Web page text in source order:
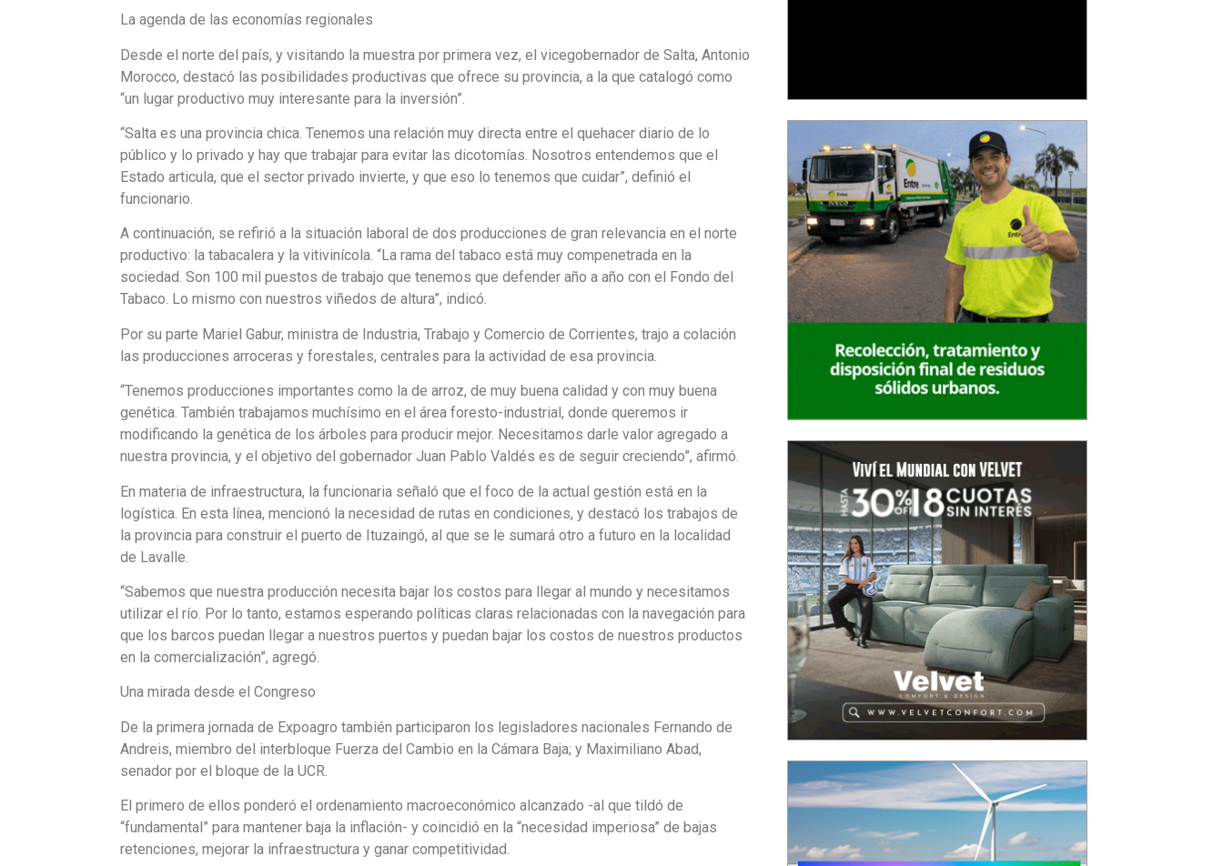
La agenda de las economías regionales
Desde el norte del país, y visitando la muestra por primera vez, el vicegobernador de Salta, Antonio
Morocco, destacó las posibilidades productivas que ofrece su provincia, a la que catalogó como
“un lugar productivo muy interesante para la inversión”.
“Salta es una provincia chica. Tenemos una relación muy directa entre el quehacer diario de lo
público y lo privado y hay que trabajar para evitar las dicotomías. Nosotros entendemos que el
Estado articula, que el sector privado invierte, y que eso lo tenemos que cuidar”, definió el
funcionario.
A continuación, se refirió a la situación laboral de dos producciones de gran relevancia en el norte
productivo: la tabacalera y la vitivinícola. “La rama del tabaco está muy compenetrada en la
sociedad. Son 100 mil puestos de trabajo que tenemos que defender año a año con el Fondo del
Tabaco. Lo mismo con nuestros viñedos de altura”, indicó.
Por su parte Mariel Gabur, ministra de Industria, Trabajo y Comercio de Corrientes, trajo a colación
las producciones arroceras y forestales, centrales para la actividad de esa provincia.
“Tenemos producciones importantes como la de arroz, de muy buena calidad y con muy buena
genética. También trabajamos muchísimo en el área foresto-industrial, donde queremos ir
modificando la genética de los árboles para producir mejor. Necesitamos darle valor agregado a
nuestra provincia, y el objetivo del gobernador Juan Pablo Valdés es de seguir creciendo”, afirmó.
En materia de infraestructura, la funcionaria señaló que el foco de la actual gestión está en la
logística. En esta línea, mencionó la necesidad de rutas en condiciones, y destacó los trabajos de
la provincia para construir el puerto de Ituzaingó, al que se le sumará otro a futuro en la localidad
de Lavalle.
“Sabemos que nuestra producción necesita bajar los costos para llegar al mundo y necesitamos
utilizar el río. Por lo tanto, estamos esperando políticas claras relacionadas con la navegación para
que los barcos puedan llegar a nuestros puertos y puedan bajar los costos de nuestros productos
en la comercialización”, agregó.
Una mirada desde el Congreso
De la primera jornada de Expoagro también participaron los legisladores nacionales Fernando de
Andreis, miembro del interbloque Fuerza del Cambio en la Cámara Baja; y Maximiliano Abad,
senador por el bloque de la UCR.
El primero de ellos ponderó el ordenamiento macroeconómico alcanzado -al que tildó de
“fundamental” para mantener baja la inflación- y coincidió en la “necesidad imperiosa” de bajas
retenciones, mejorar la infraestructura y ganar competitividad.